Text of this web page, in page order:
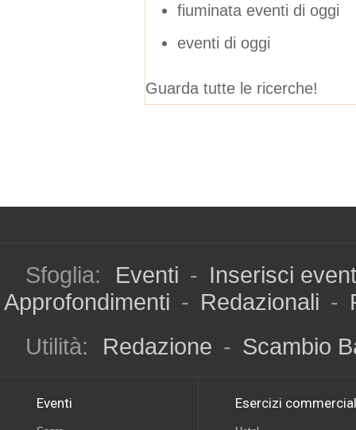
fiuminata eventi di oggi
eventi di oggi
Guarda tutte le ricerche!
Sfoglia: Eventi - Inserisci
Approfondimenti - Redazionali -
Utilità:
Redazione - Scambio
Eventi Esercizi